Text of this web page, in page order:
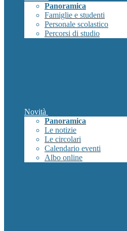
Panoramica
Famiglie e studenti
Personale scolastico
Percorsi di studio
Novità
Panoramica
Le notizie
Le circolari
Calendario eventi
Albo online